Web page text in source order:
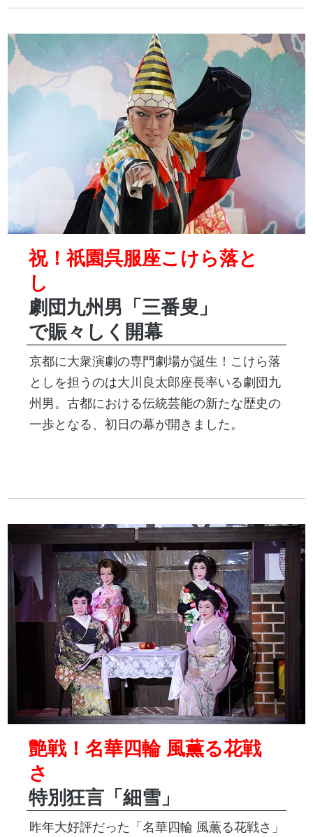
祝！祇園呉服座こけら落と
し
劇団九州男「三番叟」
で賑々しく開幕
京都に大衆演劇の専門劇場が誕生！こけら落
としを担うのは大川良太郎座長率いる劇団九
州男。古都における伝統芸能の新たな歴史の
一歩となる、初日の幕が開きました。
艶戦！名華四輪 風薫る花戦
さ
特別狂言「細雪」
昨年大好評だった「名華四輪 風薫る花戦さ」